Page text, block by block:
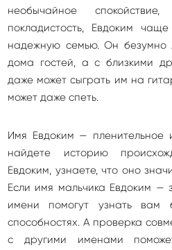
необычайное
покладистость, Евдоким
надежную семью. Он безумно
дома гостей, а с близкими
даже может сыграть им на
может даже спеть.
Имя Евдоким — пленительное
найдете историю
Евдоким, узнаете, что оно
Если имя мальчика Евдоким —
имени помогут узнать
способностях. А проверка
с другими именами